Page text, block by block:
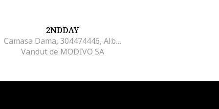
2NDDAY
Camasa Dama, 304474446, Albastru
Vandut de MODIVO SA